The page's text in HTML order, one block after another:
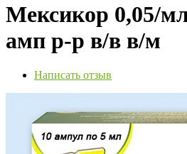
Мексикор 0,05/
амп р-р в/в в/м
Написать отзыв